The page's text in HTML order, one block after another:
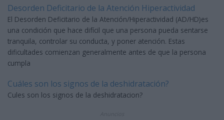
Desorden Deficitario de la Atención Hiperactividad
El Desorden Deficitario de la Atención/Hiperactividad (AD/HD)es
una condición que hace difícil que una persona pueda sentarse
tranquila, controlar su conducta, y poner atención. Estas
dificultades comienzan generalmente antes de que la persona
cumpla
Cuáles son los signos de la deshidratación?
Cules son los signos de la deshidratacion?